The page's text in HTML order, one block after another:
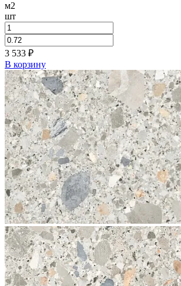
м2
шт
3 533 ₽
В корзину